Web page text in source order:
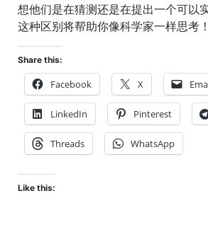
想他们是在猜测还是在提出一个可以
这种区别将帮助你像科学家一样思考！
Share this:
Facebook X
LinkedIn Pinterest
Threads WhatsApp
Like this: